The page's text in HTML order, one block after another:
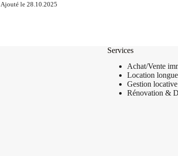
Ajouté le 28.10.2025
Services
Achat/Vente
Location
Gestion locative
Rénovation &